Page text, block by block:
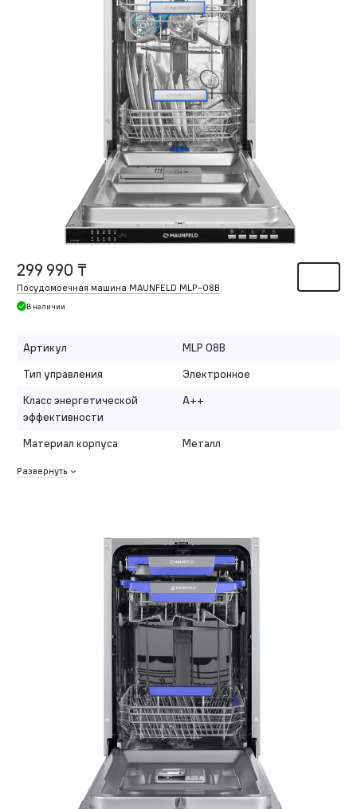
299 990 ₸
Посудомоечная машина MAUNFELD MLP-08B
В наличии
Артикул
MLP 08B
Тип управления
Электронное
Класс энергетической
эффективности
A++
Материал корпуса Металл
Развернуть